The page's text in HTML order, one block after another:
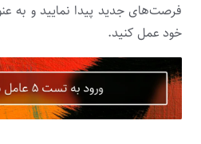
فرصت‌های جدید پیدا نمایید و به
خود عمل کنید.